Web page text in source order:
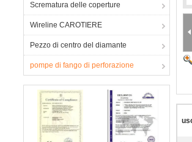
Scrematura delle coperture
Wireline CAROTIERE
Pezzo di centro del diamante
pompe di fango di perforazione